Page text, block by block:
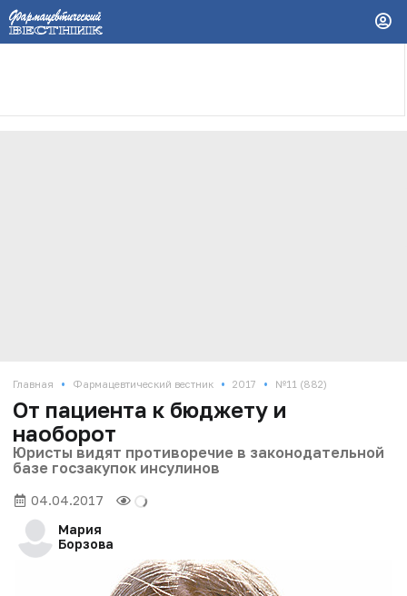
Главная • Фармацевтический вестник • 2017 • №11 (882)
От пациента к бюджету и
наоборот
Юристы видят противоречие в законодательной
базе госзакупок инсулинов
04.04.2017
Мария
Борзова